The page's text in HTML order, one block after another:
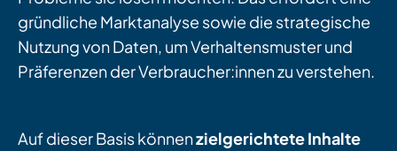
gründliche Marktanalyse sowie die strategische
Nutzung von Daten, um Verhaltensmuster und
Präferenzen der Verbraucher:innen zu verstehen.
Auf dieser Basis könnenzielgerichtete Inhalte